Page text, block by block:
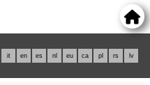
it en es nl eu ca pl rs lv